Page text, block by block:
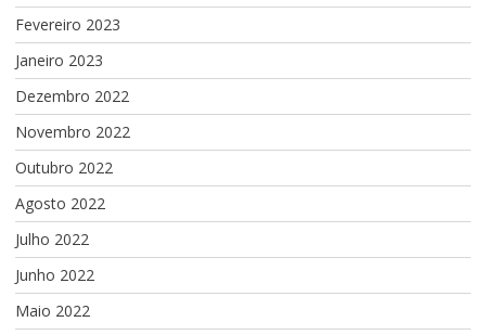
Fevereiro 2023
Janeiro 2023
Dezembro 2022
Novembro 2022
Outubro 2022
Agosto 2022
Julho 2022
Junho 2022
Maio 2022